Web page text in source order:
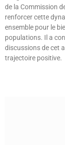
de la Commission
renforcer cette
ensemble pour le
populations. Il a
discussions de cet
trajectoire positive.